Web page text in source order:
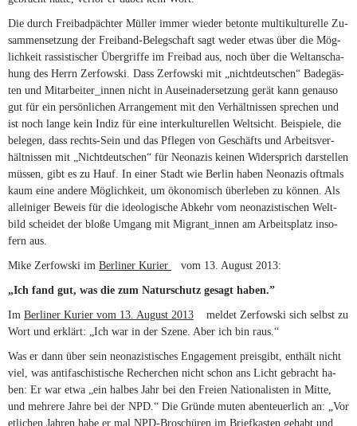
Die durch Frei­bad­päch­ter Mül­ler im­mer wie­der be­tonte mul­ti­kul­tu­relle Zu­
sam­men­set­zung der Freiband-Belegschaft sagt we­der et­was über die Mög­
lich­keit ras­sis­ti­scher Überg­riffe im Frei­bad aus, noch über die Welt­an­sch­a­
hung des Herrn Zer­fow­ski. Dass Zer­fow­ski mit „nicht­deut­schen“ Ba­de­gäs­
ten und Mitarbeiter_innen nicht in Aus­ein­a­der­set­zung ge­rät kann ge­nauso
gut für ein per­sön­li­chen Ar­ran­ge­ment mit den Ver­hält­nis­sen spre­chen und
ist noch lange kein In­diz für eine in­ter­kul­tu­rel­len Welt­sicht. Bei­spiele, die
be­le­gen, dass rechts-Sein und das Pfle­gen von Ge­schäfts und Ar­beits­ver­
hält­nis­sen mit „Nicht­deut­schen“ für Neo­na­zis kei­nen Wi­der­sprich dar­stel­len
müs­sen, gibt es zu Hauf. In ei­ner Stadt wie Ber­lin ha­ben Neo­na­zis oft­mals
kaum eine an­dere Mög­lich­keit, um öko­no­misch über­le­ben zu kön­nen. Als
al­lei­ni­ger Be­weis für die ideo­lo­gi­sche Ab­kehr vom neo­na­zis­ti­schen Welt­
bild schei­det der bloße Um­gang mit Migrant_innen am Ar­beits­platz in­so­
fern aus.
Mike Zer­fow­ski im Ber­li­ner Ku­rier (link is external)
vom 13. Au­gust 2013:
„Ich fand gut, was die zum Na­tur­schutz ge­sagt haben.”
Im Ber­li­ner Ku­rier vom 13. Au­gust 2013 (link is external)
mel­det Zer­fow­ski sich selbst zu
Wort und er­klärt: „Ich war in der Szene. Aber ich bin raus.“
Was er dann über sein neo­na­zis­ti­sches En­ga­ge­ment preis­gibt, ent­hält nicht
viel, was an­ti­fa­schis­ti­sche Re­cher­chen nicht schon ans Licht ge­bracht ha­
ben: Er war etwa „ein hal­bes Jahr bei den Freien Na­tio­na­lis­ten in Mitte,
und meh­rere Jahre bei der NPD.“ Die Gründe mu­ten aben­teu­er­lich an: „Vor
et­li­chen Jah­ren habe er mal NPD-Broschüren im Brief­kas­ten ge­habt und